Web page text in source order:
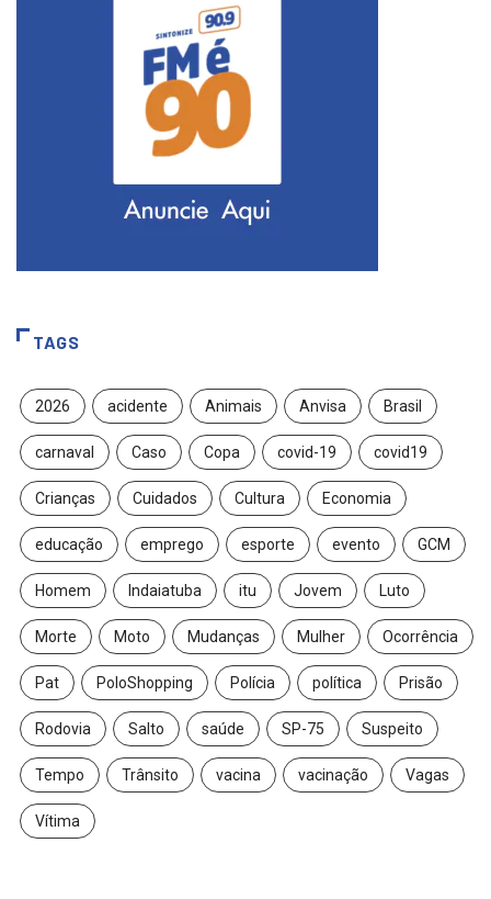
TAGS
2026 acidente Animais Anvisa Brasil
carnaval Caso Copa covid-19 covid19
Crianças Cuidados Cultura Economia
educação emprego esporte evento GCM
Homem Indaiatuba itu Jovem Luto
Morte Moto Mudanças Mulher Ocorrência
Pat PoloShopping Polícia política Prisão
Rodovia Salto saúde SP-75 Suspeito
Tempo Trânsito vacina vacinação Vagas
Vítima